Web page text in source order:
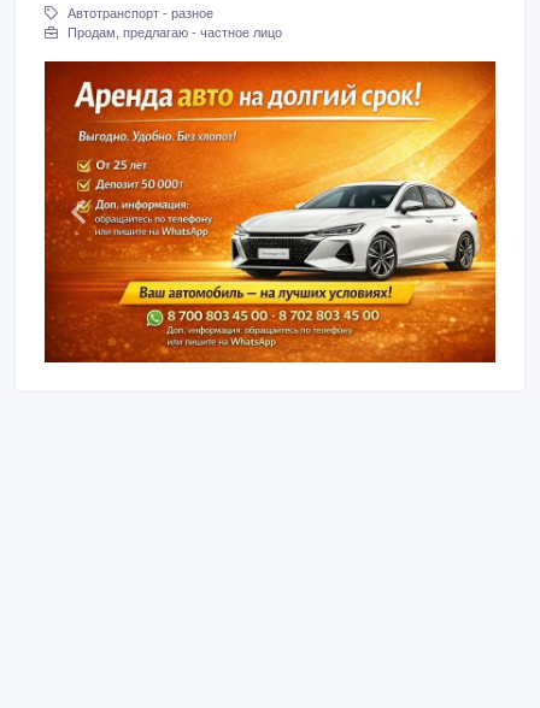
Автотранспорт - разное
Продам, предлагаю - частное лицо